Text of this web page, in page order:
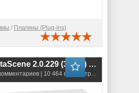
/ Плагины (Plug-ins)
ProDAD VitaScene 2.0.229 (32-bit) \ 2.0.230 (64-bit)
| 10 464 просмотров